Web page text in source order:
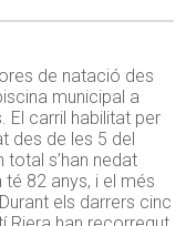
de natació des
municipal a
El carril habilitat per
des de les 5 del
total s’han nedat
82 anys, i el més
els darrers cinc